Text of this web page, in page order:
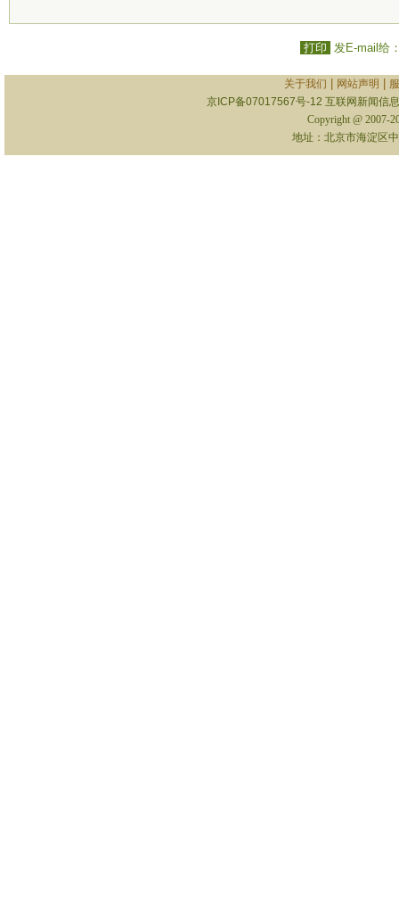
打印 发E-mail给
关于我们 网站声明
京ICP备07017567号-12 互联网新闻信
Copyright @ 2007-
地址：北京市海淀区